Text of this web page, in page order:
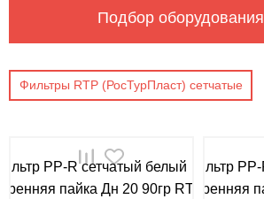
Подбор оборудования
Фильтры RTP (РосТурПласт) сетчатые
800-
00